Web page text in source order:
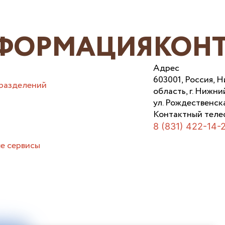
сервисы
Адрес
603001, Россия,
область, г.
ул.
Контактный
8 (831) 422-14-